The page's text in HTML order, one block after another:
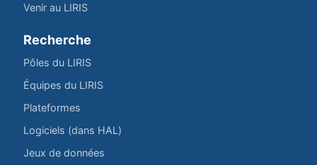
Venir au LIRIS
Recherche
Pôles du LIRIS
Équipes du LIRIS
Plateformes
Logiciels (dans HAL)
Jeux de données